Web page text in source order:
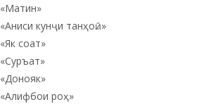
«Матин»
«Аниси кунҷи танҳоӣ...»
«Як соат»
«Суръат»
«Донояк»
«Алифбои роҳ»